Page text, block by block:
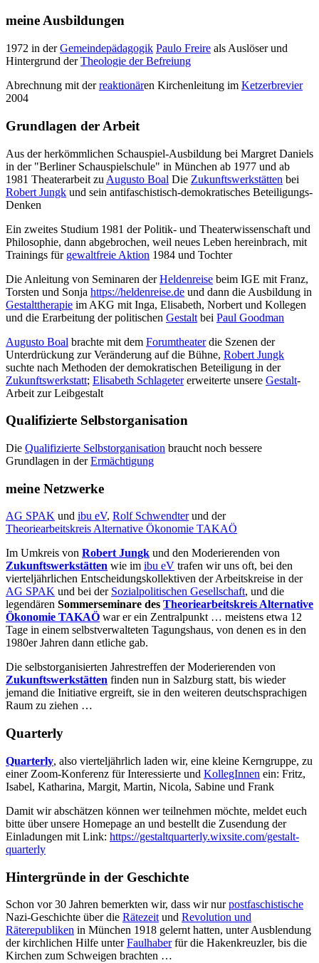
meine Ausbildungen
1972 in derGemeindepädagogik Paulo Freire als Auslöser und
Hintergrund derTheologie der Befreiung
Abrechnung mit derreaktionären Kirchenleitung im Ketzerbrevier
2004
Grundlagen der Arbeit
Aus der herkömmlichen Schauspiel-Ausbildung bei Margret Daniels
in der "Berliner Schauspielschule" in München ab 1977 und ab
1981 Theaterarbeit zu Augusto Boal Die Zukunftswerkstätten bei
Robert Jungk und sein antifaschistisch-demokratisches Beteiligungs-
Denken
Ein zweites Studium 1981 der Politik- und Theaterwissenschaft und
Philosophie, dann abgebrochen, weil neues Leben hereinbrach, mit
Trainings für gewaltfreie Aktion 1984 und Tochter
Die Anleitung von Seminaren derHeldenreise beim IGE mit Franz,
Torsten und Sonja https://heldenreise.de und dann die Ausbildung in
Gestalttherapie im AKG mit Inga, Elisabeth, Norbert und Kollegen
und die Erarbeitung der politischen Gestalt bei Paul Goodman
Augusto Boal brachte mit dem Forumtheaterdie Szenen der
Unterdrückung zur Veränderung auf die Bühne, Robert Jungk
suchte nach Methoden der demokratischen Beteiligung in der
Zukunftswerkstatt; Elisabeth Schlagetererweiterte unsere Gestalt-
Arbeit zur Leibgestalt
Qualifizierte Selbstorganisation
Die Qualifizierte Selbstorganisation braucht noch bessere
Grundlagen in derErmächtigung
meine Netzwerke
AG SPAK und ibu eV, Rolf Schwendterund der
Theoriearbeitskreis Alternative Ökonomie TAKAÖ
Im Umkreis von Robert Jungk und den Moderierenden von
Zukunftswerkstätten wie im ibu eV trafen wir uns oft, bei den
vierteljährlichen Entscheidungskollektiven der Arbeitskreise in der
AG SPAK und bei der Sozialpolitischen Gesellschaft, und die
legendären Sommerseminare des Theoriearbeitskreis Alternative
Ökonomie TAKAÖ war er ein Zentralpunkt … meistens etwa 12
Tage in einem selbstverwalteten Tagungshaus, von denen es in den
1980er Jahren dann etliche gab.
Die selbstorganisierten Jahrestreffen der Moderierenden von
Zukunftswerkstätten finden nun in Salzburg statt, bis wieder
jemand die Initiative ergreift, sie in den weiteren deutschsprachigen
Raum zu ziehen …
Quarterly
Quarterly, also vierteljährlich laden wir, eine kleine Kerngruppe, zu
einer Zoom-Konferenz für Interessierte und KollegInnen ein: Fritz,
Isabel, Katharina, Margit, Martin, Nicola, Sabine und Frank
Damit wir abschätzen können wer teilnehmen möchte, meldet euch
bitte über unsere Homepage an und bestellt die Zusendung der
Einladungen mit Link: https://gestaltquarterly.wixsite.com/gestalt-
quarterly
Hintergründe in der Geschichte
Schon vor 30 Jahren bemerkten wir, dass wir nurpostfaschistische
Nazi-Geschichte über die Rätezeit und Revolution und
Räterepubliken in München 1918 gelernt hatten, unter Ausblendung
der kirchlichen Hilfe unterFaulhaberfür die Hakenkreuzler, bis die
Kirchen zum Schweigen brachten …